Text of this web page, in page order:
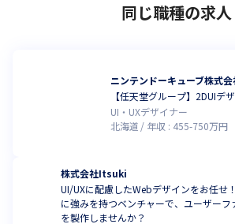
同じ職種の求人
ニンテンドーキューブ株式会
【任天堂グループ】2DUIデ
UI・UXデザイナー
北海道
年収 : 455-750万円
株式会社Itsuki
UI/UXに配慮したWebデザインをお任せ
に強みを持つベンチャーで、ユーザーフ
を製作しませんか？